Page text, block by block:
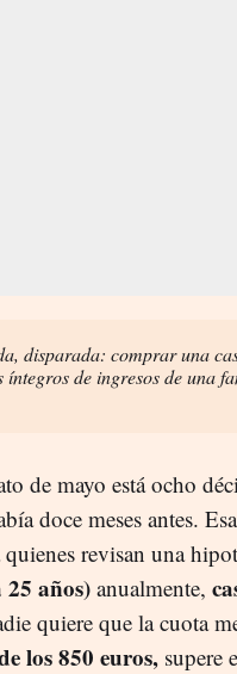
disparada: comprar una
íntegros de ingresos de una
de mayo está ocho
doce meses antes.
quienes revisan una
25 años) anualmente,
quiere que la cuota
los 850 euros, supere